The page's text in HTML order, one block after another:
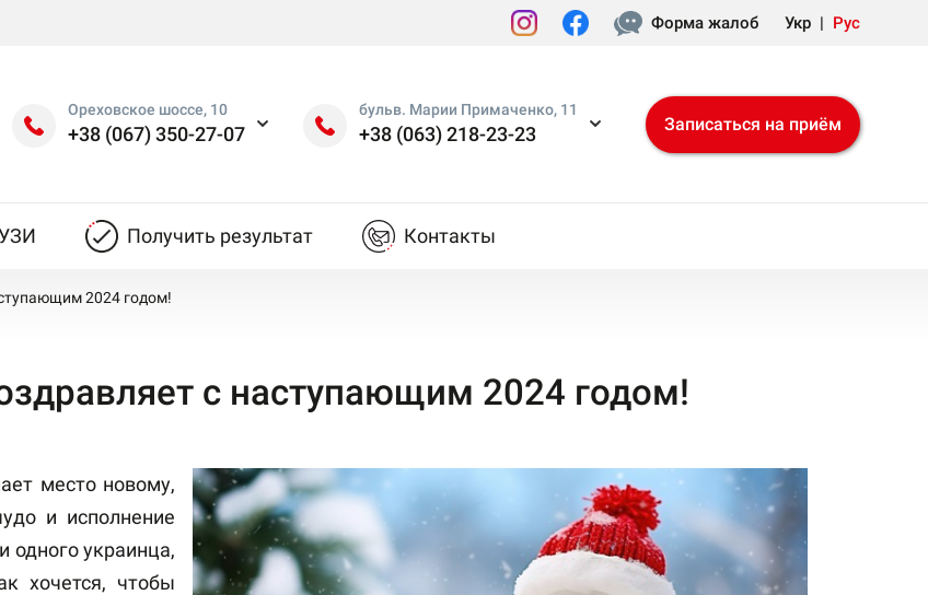
Форма жалоб Укр | Рус
Ореховское шоссе, 10
+38 (067) 350-27-07
бульв. Марии Примаченко, 11
+38 (063) 218-23-23 Записаться на приём
Получить результат Контакты
2024 годом!
с наступающим 2024 годом!
место новому,
и исполнение
одного украинца,
хочется, чтобы